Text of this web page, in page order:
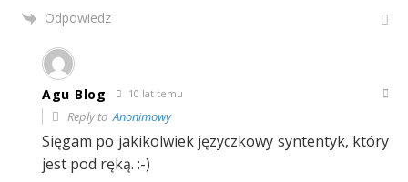
Odpowiedz
Agu Blog 10 lat temu
Reply toAnonimowy
Sięgam po jakikolwiek języczkowy syntentyk, który
jest pod ręką. :-)